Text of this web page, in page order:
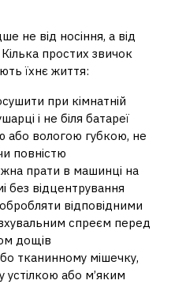
не від носіння, а від
простих звичок
їхнє життя:
при кімнатній
і не біля батареї
або вологою губкою, не
повністю
прати в машинці на
без відцентрування
відповідними
спреєм перед
дощів
тканинному мішечку,
або м’яким